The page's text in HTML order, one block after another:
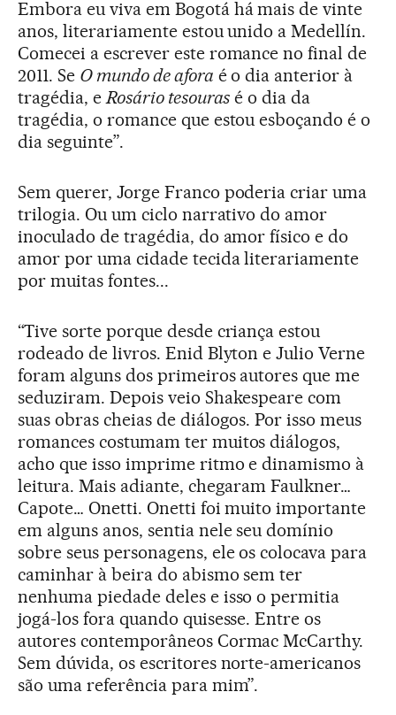
Embora eu viva em Bogotá há mais de vinte
anos, literariamente estou unido a Medellín.
Comecei a escrever este romance no final de
2011. Se O mundo de afora é o dia anterior à
tragédia, e Rosário tesouras é o dia da
tragédia, o romance que estou esboçando é o
dia seguinte”.
Sem querer, Jorge Franco poderia criar uma
trilogia. Ou um ciclo narrativo do amor
inoculado de tragédia, do amor físico e do
amor por uma cidade tecida literariamente
por muitas fontes...
“Tive sorte porque desde criança estou
rodeado de livros. Enid Blyton e Julio Verne
foram alguns dos primeiros autores que me
seduziram. Depois veio Shakespeare com
suas obras cheias de diálogos. Por isso meus
romances costumam ter muitos diálogos,
acho que isso imprime ritmo e dinamismo à
leitura. Mais adiante, chegaram Faulkner…
Capote… Onetti. Onetti foi muito importante
em alguns anos, sentia nele seu domínio
sobre seus personagens, ele os colocava para
caminhar à beira do abismo sem ter
nenhuma piedade deles e isso o permitia
jogá-los fora quando quisesse. Entre os
autores contemporâneos Cormac McCarthy.
Sem dúvida, os escritores norte-americanos
são uma referência para mim”.